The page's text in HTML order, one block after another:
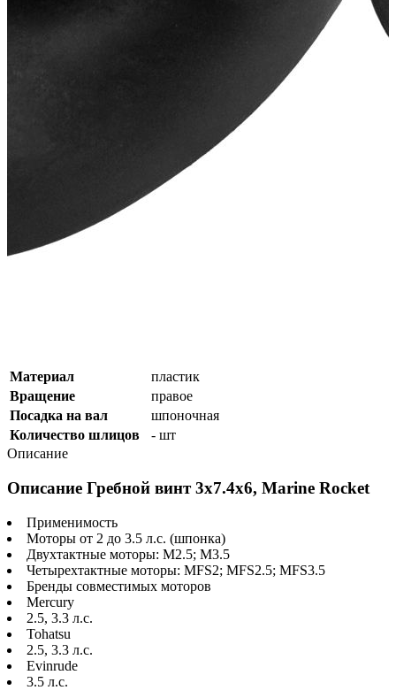
Характеристики
Подробные характеристики
Материал
пластик
Вращение
правое
Посадка на вал
шпоночная
Количество шлицов
- шт
Описание
Описание Гребной винт 3x7.4x6, Marine Rocket
Применимость
Моторы от 2 до 3.5 л.с. (шпонка)
Двухтактные моторы: M2.5; M3.5
Четырехтактные моторы: MFS2; MFS2.5; MFS3.5
Бренды совместимых моторов
Mercury
2.5, 3.3 л.с.
Tohatsu
2.5, 3.3 л.с.
Evinrude
3.5 л.с.